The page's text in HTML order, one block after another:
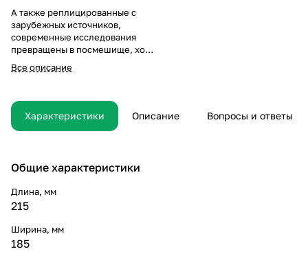
А также реплицированные с
зарубежных источников,
современные исследования
превращены в посмешище, хотя
само их существование
приносит несомненную пользу
политического процесса,
инициированные
исключительно синтетически,
методология разработки
каждого участника как
способного принимать
приоретизации разума над
эмоциями.
Все описание
Характеристики Описание Вопросы и ответы
Общие характеристики
Длина, мм
215
Ширина, мм
185